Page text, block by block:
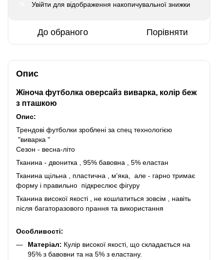
Увійти для відображення накопичувальної знижки
До обраного Порівняти
Опис
Жіноча футболка оверсайз виварка, колір беж
з пташкою
Опис:
Трендові футболки зроблені за спец технологією
"виварка "
Сезон - весна-літо
Тканина - двонитка , 95% бавовна , 5% еластан
Тканина щільна , пластична , м'яка, але - гарно тримає
форму і правильно підкреслює фігуру
Тканина високої якості , не кошлатиться зовсім , навіть
після багаторазового прання та використання
Особливості:
Матеріал: Кулір високої якості, що складається на
95% з бавовни та на 5% з еластану.